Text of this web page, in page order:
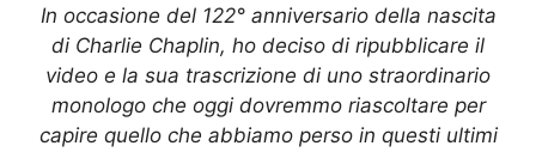
In occasione del 122° anniversario della nascita
di Charlie Chaplin, ho deciso di ripubblicare il
video e la sua trascrizione di uno straordinario
monologo che oggi dovremmo riascoltare per
capire quello che abbiamo perso in questi ultimi